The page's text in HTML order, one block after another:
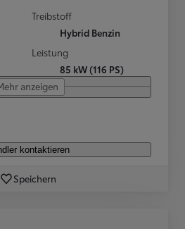
Treibstoff
Hybrid Benzin
Leistung
85 kW (116 PS)
anzeigen
kontaktieren
Speichern